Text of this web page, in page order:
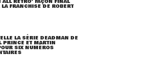
LA FRANCHISE DE ROBERT
LA SÉRIE DEADMAN DE
PRINCE ET MARTIN
SIX NUMÉROS